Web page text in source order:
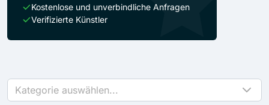
Kostenlose und unverbindliche Anfragen
Verifizierte Künstler
Kategorie auswählen...